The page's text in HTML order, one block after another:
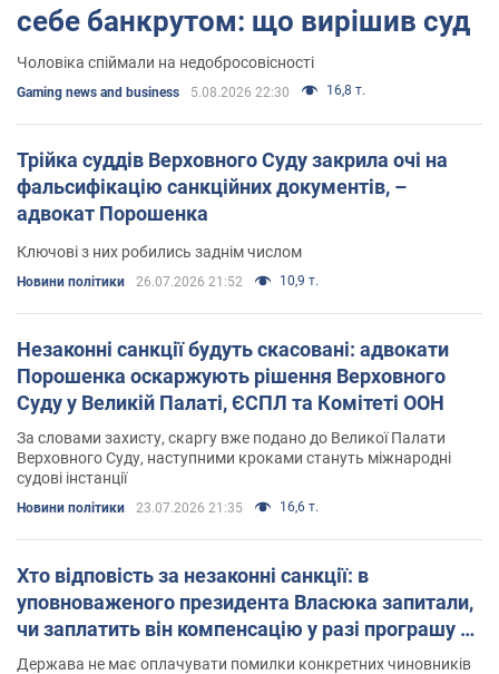
себе банкрутом: що вирішив суд
Чоловіка спіймали на недобросовісності
Gaming news and business 5.08.2026 22:30 16,8 т.
Трійка суддів Верховного Суду закрила очі на
фальсифікацію санкційних документів, –
адвокат Порошенка
Ключові з них робились заднім числом
Новини політики 26.07.2026 21:52 10,9 т.
Незаконні санкції будуть скасовані: адвокати
Порошенка оскаржують рішення Верховного
Суду у Великій Палаті, ЄСПЛ та Комітеті ООН
За словами захисту, скаргу вже подано до Великої Палати
Верховного Суду, наступними кроками стануть міжнародні
судові інстанції
Новини політики 23.07.2026 21:35 16,6 т.
Хто відповість за незаконні санкції: в
уповноваженого президента Власюка запитали,
чи заплатить він компенсацію у разі програшу в
ЄСПЛ
Держава не має оплачувати помилки конкретних чиновників